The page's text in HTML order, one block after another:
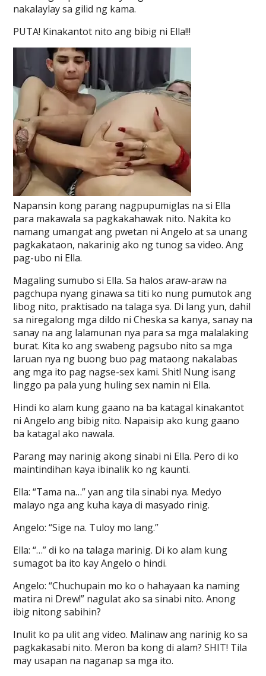
nakalaylay sa gilid ng kama.
PUTA! Kinakantot nito ang bibig ni Ella!!!
Napansin kong parang nagpupumiglas na si Ella
para makawala sa pagkakahawak nito. Nakita ko
namang umangat ang pwetan ni Angelo at sa unang
pagkakataon, nakarinig ako ng tunog sa video. Ang
pag-ubo ni Ella.
Magaling sumubo si Ella. Sa halos araw-araw na
pagchupa nyang ginawa sa titi ko nung pumutok ang
libog nito, praktisado na talaga sya. Di lang yun, dahil
sa niregalong mga dildo ni Cheska sa kanya, sanay na
sanay na ang lalamunan nya para sa mga malalaking
burat. Kita ko ang swabeng pagsubo nito sa mga
laruan nya ng buong buo pag mataong nakalabas
ang mga ito pag nagse-sex kami. Shit! Nung isang
linggo pa pala yung huling sex namin ni Ella.
Hindi ko alam kung gaano na ba katagal kinakantot
ni Angelo ang bibig nito. Napaisip ako kung gaano
ba katagal ako nawala.
Parang may narinig akong sinabi ni Ella. Pero di ko
maintindihan kaya ibinalik ko ng kaunti.
Ella: “Tama na…” yan ang tila sinabi nya. Medyo
malayo nga ang kuha kaya di masyado rinig.
Angelo: “Sige na. Tuloy mo lang.”
Ella: “…” di ko na talaga marinig. Di ko alam kung
sumagot ba ito kay Angelo o hindi.
Angelo: “Chuchupain mo ko o hahayaan ka naming
matira ni Drew!” nagulat ako sa sinabi nito. Anong
ibig nitong sabihin?
Inulit ko pa ulit ang video. Malinaw ang narinig ko sa
pagkakasabi nito. Meron ba kong di alam? SHIT! Tila
may usapan na naganap sa mga ito.